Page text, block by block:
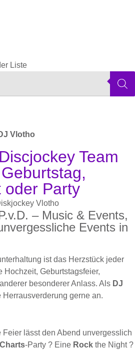
Liste
Vlotho
Team
oder Party
– Music & Events,
Events in
ist das Herzstück jeder
Hochzeit, Geburtstagsfeier,
besonderer Anlass. Als DJ
Herrausverderung gerne an.
Feier lässt den Abend unvergesslich
Charts-Party ? Eine Rock the Night ?